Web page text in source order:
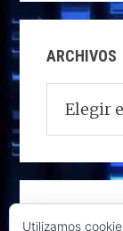
ARCHIVOS
Utilizamos